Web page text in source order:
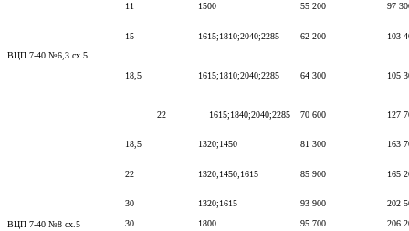
ВЦП 7-40 №6,3 сх.5
11
1500 55 200 97
15 1615;1810;2040;2285 62 200 103
18,5 1615;1810;2040;2285 64 300 105
22 1615;1840;2040;2285 70 600 127
ВЦП 7-40 №8 сх.5
18,5 1320;1450 81 300 163
22 1320;1450;1615 85 900 165
30 1320;1615 93 900
202
30
1800 95 700
206